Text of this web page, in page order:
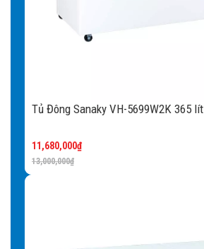
Tủ Đông Sanaky VH-5699W2K 365 lít
13,000,000₫
11,680,000₫